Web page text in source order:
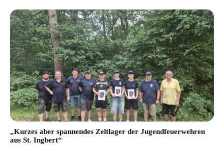
„Kurzes aber spannendes Zeltlager der Jugendfeuerwehren
aus St. Ingbert“